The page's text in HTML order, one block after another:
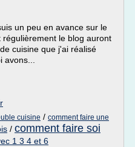
un peu en avance sur le
régulièrement le blog auront
cuisine que j'ai réalisé
cuisine / comment faire une
/ comment faire soi
1 3 4 et 6